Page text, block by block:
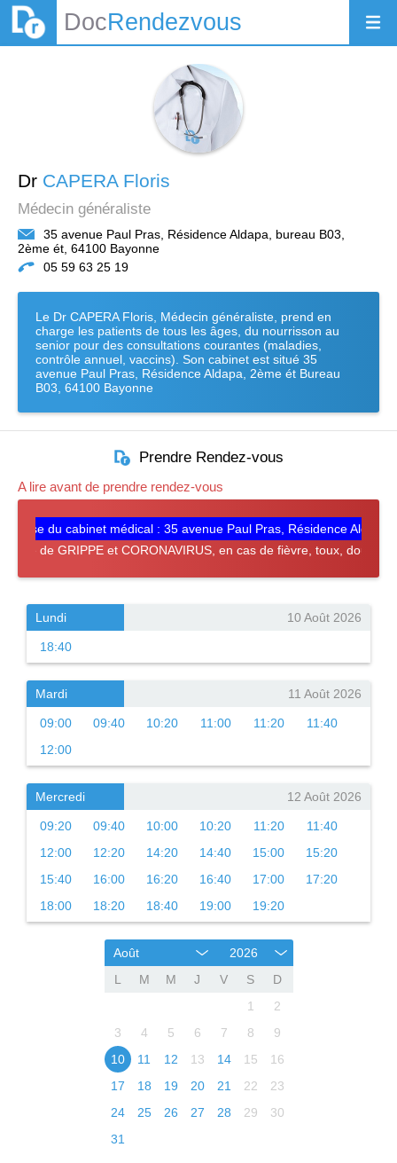
DocRendezvous
Dr CAPERA Floris
Médecin généraliste
35 avenue Paul Pras, Résidence Aldapa, bureau B03,
2ème ét, 64100 Bayonne
05 59 63 25 19
Le Dr CAPERA Floris, Médecin généraliste, prend en
charge les patients de tous les âges, du nourrisson au
senior pour des consultations courantes (maladies,
contrôle annuel, vaccins). Son cabinet est situé 35
avenue Paul Pras, Résidence Aldapa, 2ème ét Bureau
B03, 64100 Bayonne
Prendre Rendez-vous
A lire avant de prendre rendez-vous
du cabinet médical : 35 avenue Paul Pras, Résidence Aldapa,
de GRIPPE et CORONAVIRUS, en cas de fièvre, toux, douleurs
Lundi 10 Août 2026
18:40
Mardi 11 Août 2026
09:00 09:40 10:20 11:00 11:20
11:40
12:00
Mercredi 12 Août 2026
09:20 09:40 10:00 10:20 11:20
11:40
12:00
12:20 14:20 14:40 15:00
15:20
15:40
16:00 16:20 16:40 17:00
17:20
18:00
18:20 18:40 19:00 19:20
Août
2026
L
M M J V S
D
1
2
3
4 5 6 7 8
9
10
11 12 13 14 15
16
17
18 19 20 21 22
23
24
25 26 27 28 29
30
31